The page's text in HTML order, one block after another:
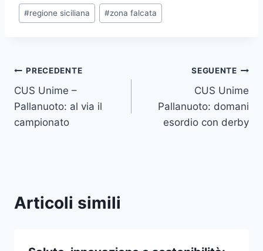
#regione siciliana #zona falcata
Navigazione
articoli
PRECEDENTE
CUS Unime –
Pallanuoto: al via il
campionato
SEGUENTE
CUS Unime
Pallanuoto: domani
esordio con derby
Articoli simili